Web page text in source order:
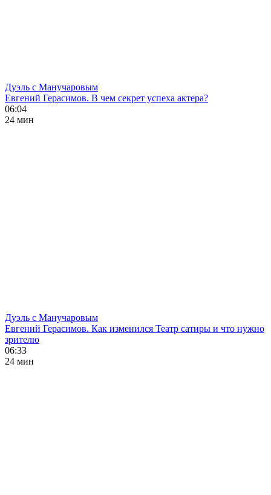
Дуэль с Манучаровым
Евгений Герасимов. В чем секрет успеха актера?
06:04
24 мин
Дуэль с Манучаровым
Евгений Герасимов. Как изменился Театр сатиры и что нужно
зрителю
06:33
24 мин